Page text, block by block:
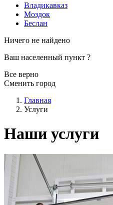
Владикавказ
Моздок
Беслан
Ничего не найдено
Ваш населенный пункт ?
Все верно
Сменить город
Главная
Услуги
Наши услуги